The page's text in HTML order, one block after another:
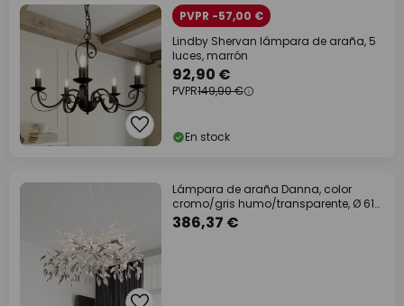
PVPR -57,00 €
Lindby Shervan lámpara de araña, 5
luces, marrón
92,90 €
PVPR149,90 €
En stock
Lámpara de araña Danna, color
cromo/gris humo/transparente, Ø 61
cm
386,37 €